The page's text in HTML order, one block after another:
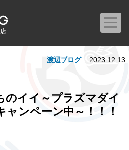
のイイ～プラズマダイ
ャンペーン中～！！！
渡辺ブログ 2023.12.13